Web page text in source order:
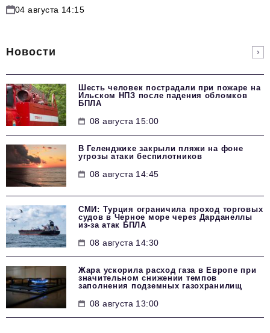
04 августа 14:15
Новости
Шесть человек пострадали при пожаре на
Ильском НПЗ после падения обломков
БПЛА
08 августа 15:00
В Геленджике закрыли пляжи на фоне
угрозы атаки беспилотников
08 августа 14:45
СМИ: Турция ограничила проход торговых
судов в Черное море через Дарданеллы
из-за атак БПЛА
08 августа 14:30
Жара ускорила расход газа в Европе при
значительном снижении темпов
заполнения подземных газохранилищ
08 августа 13:00